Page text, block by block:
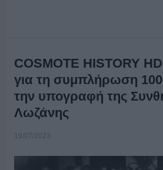
COSMOTE HISTORY
για τη συμπλήρωση
την υπογραφή της
Λωζάνης
19/07/2023